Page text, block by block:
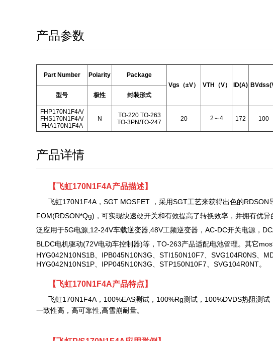
产品参数
Part Number Polarity
Package
Vgs（±V）
VTH（V） ID(A)
型号 极性 封装形式
FHP170N1F4A/
FHS170N1F4A/
FHA170N1F4A
N
TO-220 TO-263
TO-3PN/TO-247
20 2～4 172 100
产品详情
【飞虹170N1F4A产品描述】
飞虹170N1F4A ，SGT MOSFET ，采用SGT工艺来获得出色的
FOM(RDSON*Qg)，可实现快速硬开关和有效提高了转换效率，并拥有优
泛应用于5G电源,12-24V车载逆变器,48V工频逆变器，AC-DC开关电源，
BLDC电机驱动(72V电动车控制器)等，TO-263产品适配电池管理。 其它
HYG042N10NS1B、IPB045N10N3G、STI150N10F7、SVG104R0NS、
HYG042N10NS1P、IPP045N10N3G、STP150N10F7、SVG104R0NT。
【飞虹170N1F4A产品特点 】
飞虹170N1F4A ， 100%EAS测试，100%Rg测试，100%DVDS热阻测
一致性高，高可靠性,高雪崩耐量。